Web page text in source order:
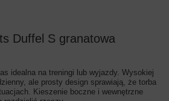
Duffel S granatowa
idealna na treningi lub wyjazdy. Wysokiej
ale prosty design sprawiają, że torba
Kieszenie boczne i wewnętrzne